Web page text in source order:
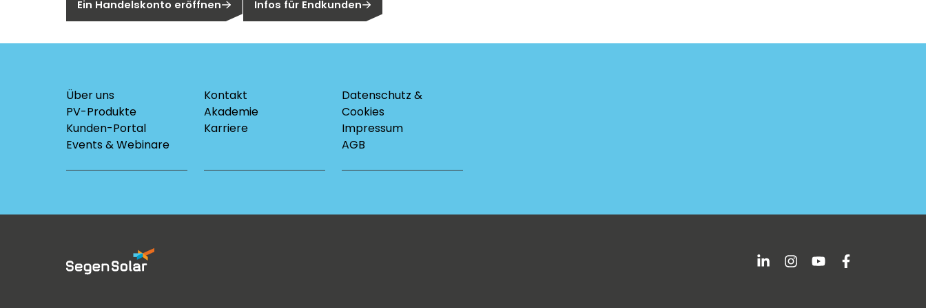
Ein Handelskonto eröffnen Infos für Endkunden
Über uns
PV-Produkte
Kunden-Portal
Events & Webinare
Kontakt
Akademie
Karriere
Datenschutz &
Cookies
Impressum
AGB